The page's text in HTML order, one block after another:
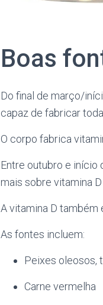
Boas
Do final de março/
capaz de fabricar
O corpo fabrica
Entre outubro e início
mais sobre vitamina D
A vitamina D também
As fontes incluem:
Peixes oleosos,
Carne vermelha